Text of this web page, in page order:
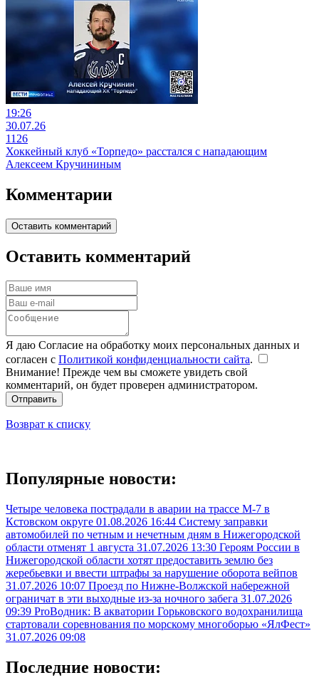
19:26
30.07.26
1126
Хоккейный клуб «Торпедо» расстался с нападающим
Алексеем Кручининым
Комментарии
Оставить комментарий
Оставить комментарий
Я даю Согласие на обработку моих персональных данных и
согласен с Политикой конфиденциальности сайта.
Внимание! Прежде чем вы сможете увидеть свой
комментарий, он будет проверен администратором.
Отправить
Возврат к списку
Популярные новости:
Четыре человека пострадали в аварии на трассе М-7 в
Кстовском округе 01.08.2026 16:44 Систему заправки
автомобилей по четным и нечетным дням в Нижегородской
области отменят 1 августа 31.07.2026 13:30 Героям России в
Нижегородской области хотят предоставить землю без
жеребьевки и ввести штрафы за нарушение оборота вейпов
31.07.2026 10:07 Проезд по Нижне-Волжской набережной
ограничат в эти выходные из-за ночного забега 31.07.2026
09:39 ProВодник: В акватории Горьковского водохранилища
стартовали соревнования по морскому многоборью «ЯлФест»
31.07.2026 09:08
Последние новости: